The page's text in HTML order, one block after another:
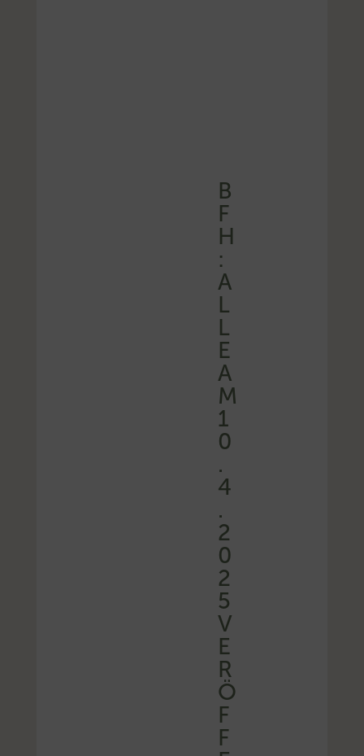
B
F
H
:
A
L
L
E
A
M
1
0
.
4
.
2
0
2
5
V
E
R
Ö
F
F